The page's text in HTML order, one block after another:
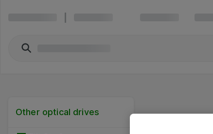
Other optical drives